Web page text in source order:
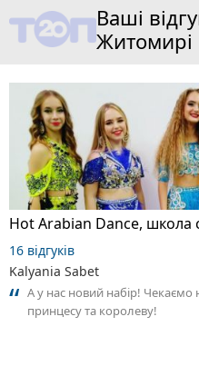
Ваші
Житомирі
16 відгуків
Kalyania Sabet
А у нас новий набір! Чекаємо
принцесу та королеву!